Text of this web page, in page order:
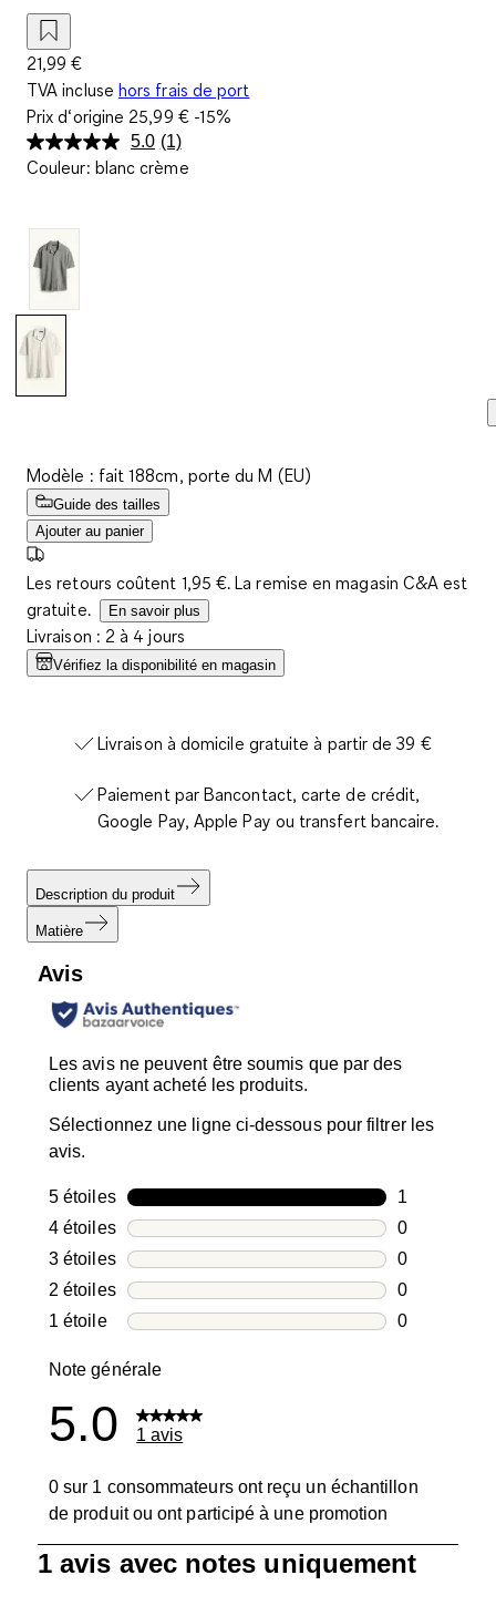
21,99 €
TVA incluse hors frais de port
Prix d‘origine 25,99 €-15%
5.0 Lire
1
(1)
Couleur: blanc crème
Modèle : fait 188cm, porte du M (EU)
Guide des tailles
Ajouter au panier
Les retours coûtent 1,95 €. La remise en magasin C&A est
gratuite.
En savoir plus
Livraison : 2 à 4 jours
Vérifiez la disponibilité en magasin
Livraison à domicile gratuite à partir de 39 €
Paiement par Bancontact, carte de crédit,
Google Pay, Apple Pay ou transfert bancaire.
Description du produit
Matière
Avis
Les avis ne peuvent être soumis que par des
clients ayant acheté les produits.
Sélectionnez une ligne ci-dessous pour filtrer les
avis.
5 étoilesétoiles
1
1 avis avec
4 étoilesétoiles
0
0 avis avec
3 étoilesétoiles
0
0 avis avec
2 étoilesétoiles
0
0 avis avec
1 étoileétoiles
0
Note générale
5.0 1 avis
0 sur 1 consommateurs ont reçu un échantillon
de produit ou ont participé à une promotion
1 avis avec notes uniquement